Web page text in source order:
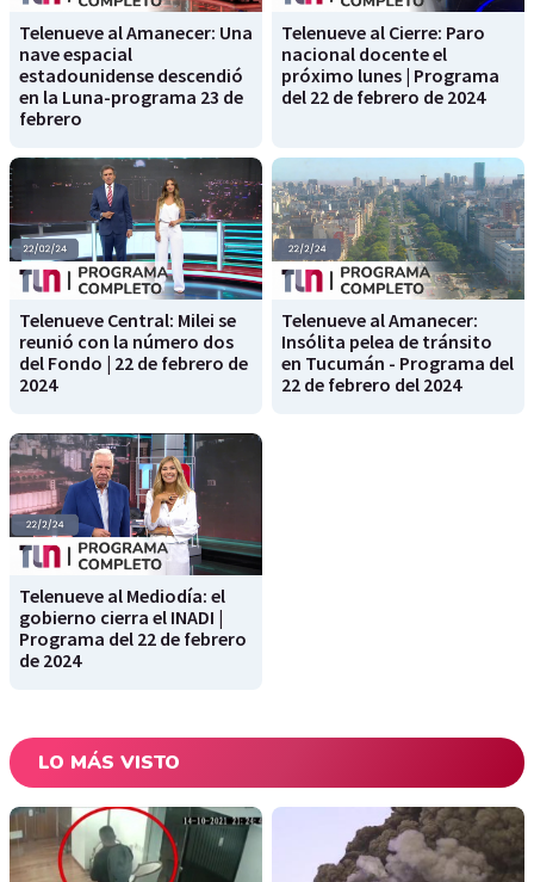
Telenueve al Amanecer: Una
nave espacial
estadounidense descendió
en la Luna-programa 23 de
febrero
Telenueve al Cierre: Paro
nacional docente el
próximo lunes | Programa
del 22 de febrero de 2024
Telenueve Central: Milei se
reunió con la número dos
del Fondo | 22 de febrero de
2024
Telenueve al Amanecer:
Insólita pelea de tránsito
en Tucumán - Programa del
22 de febrero del 2024
Telenueve al Mediodía: el
gobierno cierra el INADI |
Programa del 22 de febrero
de 2024
LO MÁS VISTO